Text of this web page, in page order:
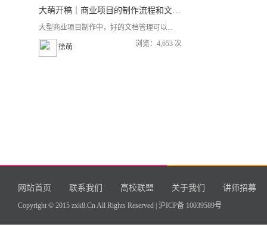
大萌开稿｜商业项目的制作流程和文档管理
大型商业项目制作中，好的文档管理可以...
徐萌 浏览：4,653 次
网站首页 联系我们 高校联盟 关于我们 讲师招募
Copyright © 2015 zxk8.Cn All Rights Reserved | 沪ICP备 10039589号